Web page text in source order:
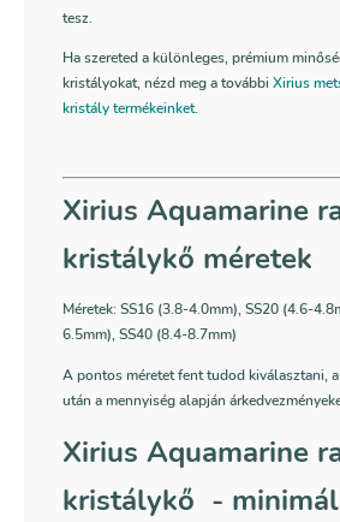
tesz.
Ha szereted a különleges, prémium
kristályokat, nézd meg a további Xirius
kristály termékeinket.
Xirius Aquamarine
kristálykő méretek
Méretek: SS16 (3.8-4.0mm), SS20 (4.6-
6.5mm), SS40 (8.4-8.7mm)
A pontos méretet fent tudod kiválasztani,
után a mennyiség alapján
Xirius Aquamarine
kristálykő -